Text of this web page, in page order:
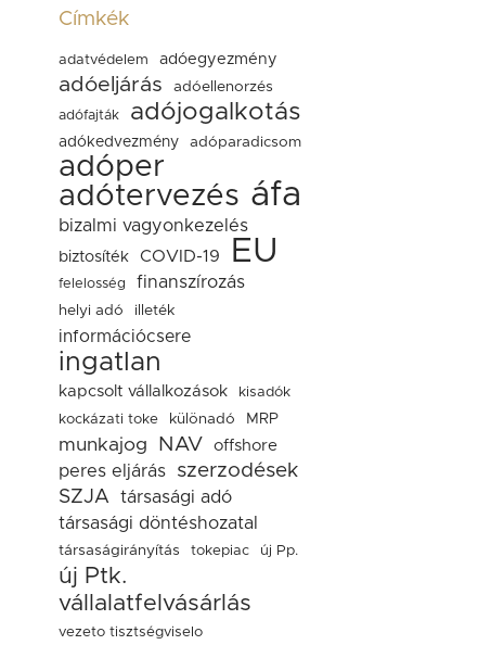
Címkék
adatvédelem adóegyezmény
adóeljárás adóellenorzés
adófajták adójogalkotás
adókedvezmény adóparadicsom
adóper
adótervezés áfa
bizalmi vagyonkezelés
biztosíték COVID-19 EU
felelosség finanszírozás
helyi adó illeték
információcsere
ingatlan
kapcsolt vállalkozások
kisadók
kockázati toke
különadó MRP
munkajog NAV offshore
peres eljárás
szerzodések
SZJA
társasági adó
társasági döntéshozatal
társaságirányítás tokepiac új Pp.
új Ptk.
vállalatfelvásárlás
vezeto tisztségviselo